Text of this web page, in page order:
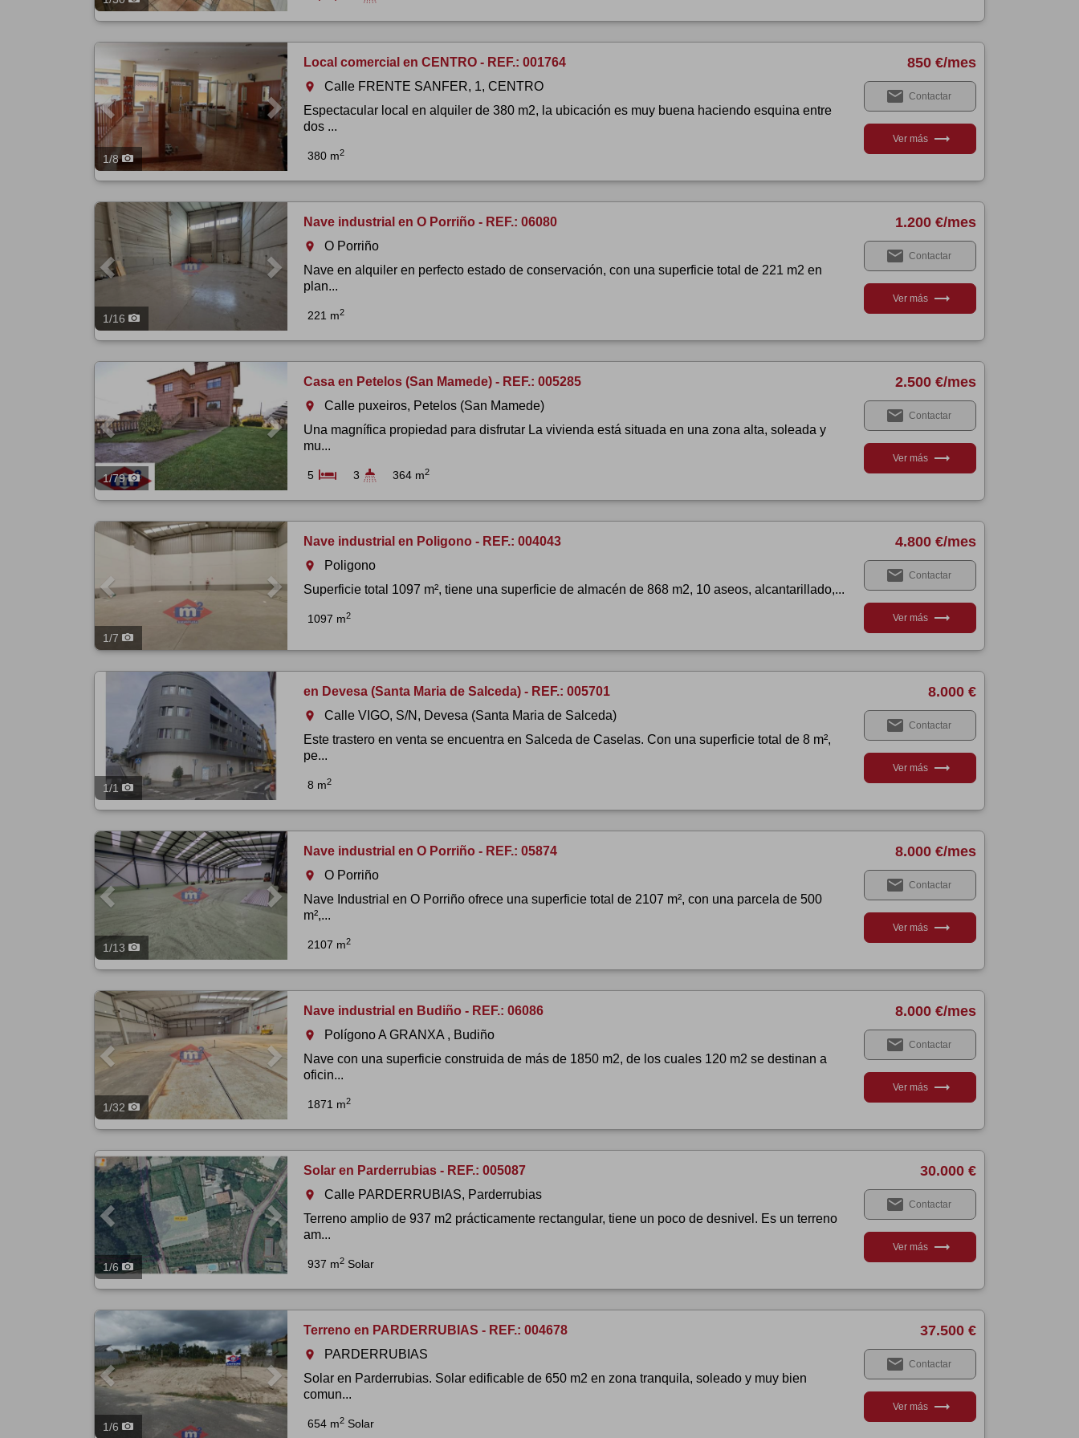
Previous Next
1/8
Local comercial en CENTRO - REF.: 001764
room
Calle FRENTE SANFER, 1, CENTRO
Espectacular local en alquiler de 380 m2, la ubicación es muy buena haciendo esquina entre
dos ...
380 m2
850 €/mes
email Contactar
Ver más trending_flat
Previous Next
1/16
Nave industrial en O Porriño - REF.: 06080
room
O Porriño
Nave en alquiler en perfecto estado de conservación, con una superficie total de 221 m2 en
plan...
221 m2
1.200 €/mes
email Contactar
Ver más trending_flat
Previous
1/79
Casa en Petelos (San Mamede) - REF.: 005285
room
Calle puxeiros, Petelos (San Mamede)
Una magnífica propiedad para disfrutar La vivienda está situada en una zona alta, soleada y
mu...
5 3 364 m2
2.500 €/mes
email Contactar
Ver más trending_flat
Previous Next
1/7
Nave industrial en Poligono - REF.: 004043
room
Poligono
Superficie total 1097 m², tiene una superficie de almacén de 868 m2, 10 aseos, alcantarillado,...
1097 m2
4.800 €/mes
email Contactar
Ver más trending_flat
1/1
en Devesa (Santa Maria de Salceda) - REF.: 005701
room
Calle VIGO, S/N, Devesa (Santa Maria de Salceda)
Este trastero en venta se encuentra en Salceda de Caselas. Con una superficie total de 8 m²,
pe...
8 m2
8.000 €
email Contactar
Ver más trending_flat
Previous Next
1/13
Nave industrial en O Porriño - REF.: 05874
room
O Porriño
Nave Industrial en O Porriño ofrece una superficie total de 2107 m², con una parcela de 500
m²,...
2107 m2
8.000 €/mes
email Contactar
Ver más trending_flat
Previous Next
1/32
Nave industrial en Budiño - REF.: 06086
room
Polígono A GRANXA , Budiño
Nave con una superficie construida de más de 1850 m2, de los cuales 120 m2 se destinan a
oficin...
1871 m2
8.000 €/mes
email Contactar
Ver más trending_flat
Previous Next
1/6
Solar en Parderrubias - REF.: 005087
room
Calle PARDERRUBIAS, Parderrubias
Terreno amplio de 937 m2 prácticamente rectangular, tiene un poco de desnivel. Es un terreno
am...
937 m2 Solar
30.000 €
email Contactar
Ver más trending_flat
Previous Next
1/6
Terreno en PARDERRUBIAS - REF.: 004678
room
PARDERRUBIAS
Solar en Parderrubias. Solar edificable de 650 m2 en zona tranquila, soleado y muy bien
comun...
654 m2 Solar
37.500 €
email Contactar
Ver más trending_flat